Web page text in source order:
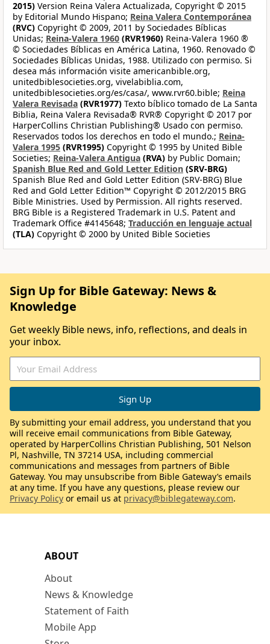
2015) Version Reina Valera Actualizada, Copyright © 2015
by Editorial Mundo Hispano; Reina Valera Contemporánea
(RVC) Copyright © 2009, 2011 by Sociedades Bíblicas
Unidas; Reina-Valera 1960 (RVR1960) Reina-Valera 1960 ®
© Sociedades Bíblicas en América Latina, 1960. Renovado ©
Sociedades Bíblicas Unidas, 1988. Utilizado con permiso. Si
desea más información visite americanbible.org,
unitedbiblesocieties.org, vivelabiblia.com,
unitedbiblesocieties.org/es/casa/, www.rvr60.bible; Reina
Valera Revisada (RVR1977) Texto bíblico tomado de La Santa
Biblia, Reina Valera Revisada® RVR® Copyright © 2017 por
HarperCollins Christian Publishing® Usado con permiso.
Reservados todos los derechos en todo el mundo.; Reina-
Valera 1995 (RVR1995) Copyright © 1995 by United Bible
Societies; Reina-Valera Antigua (RVA) by Public Domain;
Spanish Blue Red and Gold Letter Edition (SRV-BRG)
Spanish Blue Red and Gold Letter Edition (SRV-BRG) Blue
Red and Gold Letter Edition™ Copyright © 2012/2015 BRG
Bible Ministries. Used by Permission. All rights reserved.
BRG Bible is a Registered Trademark in U.S. Patent and
Trademark Office #4145648; Traducción en lenguaje actual
(TLA) Copyright © 2000 by United Bible Societies
ABOUT
About
News & Knowledge
Statement of Faith
Mobile App
Sign Up for Bible Gateway: News &
Knowledge
Get weekly Bible news, info, reflections, and deals in
your inbox.
By submitting your email address, you understand that you
will receive email communications from Bible Gateway,
operated by HarperCollins Christian Publishing, 501 Nelson
Pl, Nashville, TN 37214 USA, including commercial
communications and messages from partners of Bible
Gateway. You may unsubscribe from Bible Gateway’s emails
at any time. If you have any questions, please review our
Privacy Policy or email us at privacy@biblegateway.com.